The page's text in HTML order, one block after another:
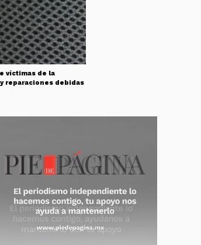
víctimas de la
reparaciones debidas